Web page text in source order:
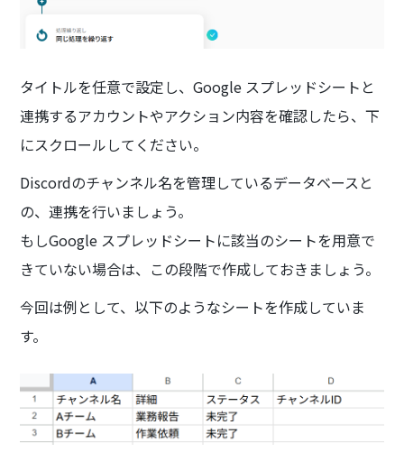
タイトルを任意で設定し、Google スプレッドシートと
連携するアカウントやアクション内容を確認したら、下
にスクロールしてください。
Discordのチャンネル名を管理しているデータベースと
の、連携を行いましょう。
もしGoogle スプレッドシートに該当のシートを用意で
きていない場合は、この段階で作成しておきましょう。
今回は例として、以下のようなシートを作成していま
す。